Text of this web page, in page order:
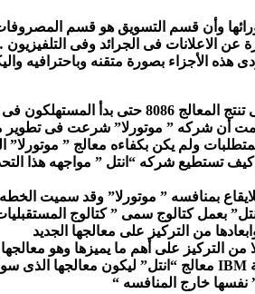
وأن قسم التسويق هو قسم
الاعلانات فى الجرائد وفى
هذه الأجزاء بصورة متقنه
“بمجرد أن قامت شركة ” موتورلا” بانتاج المعالج الدقيق
ولم يكن بكفاءه معالج ”
تستطيع شركه “انتل ” مواجهه هذا
بمنافسه ” موتورلا” وقد سميت
بعمل كتالوج سمى ” كتالوج
من التركيز على معالجها الجديد
من التركيز على أهم ما يميزها وهو